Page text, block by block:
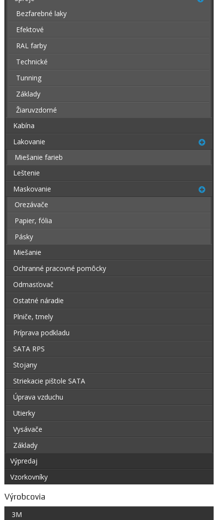
Bezfarebné laky
Efektové
RAL farby
Technické
Tunning
Základy
Žiaruvzdorné
Kabína
Lakovanie
Miešanie farieb
Leštenie
Maskovanie
Orezávače
Papier, fólia
Pásky
Miešanie
Ochranné pracovné pomôcky
Odmasťovač
Ostatné náradie
Plniče, tmely
Príprava podkladu
SATA RPS
Stojany
Striekacie pištole SATA
Úprava vzduchu
Utierky
Vysávače
Základy
Výpredaj
Vzorkovníky
Výrobcovia
3M